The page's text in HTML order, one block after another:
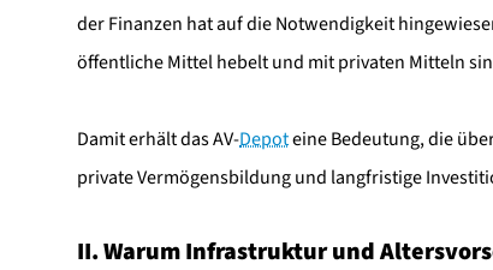
der Finanzen hat auf die Notwendigkeit
öffentliche Mittel hebelt und mit privaten Mitteln
Damit erhält das AV-Depoteine Bedeutung, die
private Vermögensbildung und langfristige
II. Warum Infrastruktur und